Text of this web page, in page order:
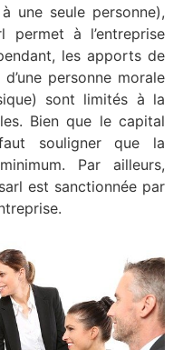
une seule personne),
à l’entreprise
les apports de
personne morale
sont limités à la
Bien que le capital
souligner que la
Par ailleurs,
est sanctionnée par